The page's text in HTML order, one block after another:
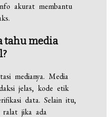
akurat membantu
tahu media
medianya. Media
jelas, kode etik
data. Selain itu,
ralat jika ada